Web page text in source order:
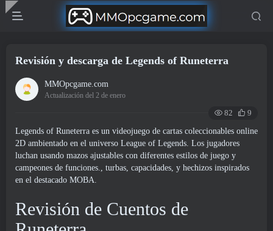
Revisión y descarga de Legends of Runeterra
MMOpcgame.com
Actualización del 2 de enero
82
9
Legends of Runeterra es un videojuego de cartas coleccionables online
2D ambientado en el universo League of Legends. Los jugadores
luchan usando mazos ajustables con diferentes estilos de juego y
campeones de funciones., turbas, capacidades, y hechizos inspirados
en el destacado MOBA.
Revisión de Cuentos de